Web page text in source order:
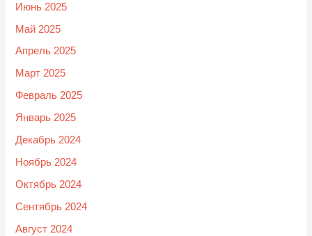
Июнь 2025
Май 2025
Апрель 2025
Март 2025
Февраль 2025
Январь 2025
Декабрь 2024
Ноябрь 2024
Октябрь 2024
Сентябрь 2024
Август 2024